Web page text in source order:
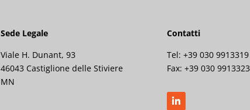
Sede Legale
Viale H. Dunant, 93
46043 Castiglione delle Stiviere
MN
Contatti
Tel: +39 030 9913319
Fax: +39 030 9913323